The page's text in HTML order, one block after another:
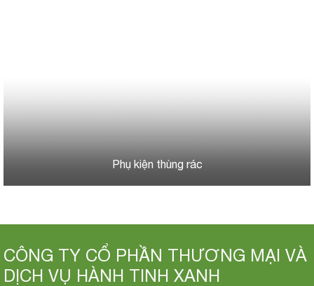
Phụ kiện thùng rác
CÔNG TY CỔ PHẦN THƯƠNG MẠI VÀ
DỊCH VỤ HÀNH TINH XANH